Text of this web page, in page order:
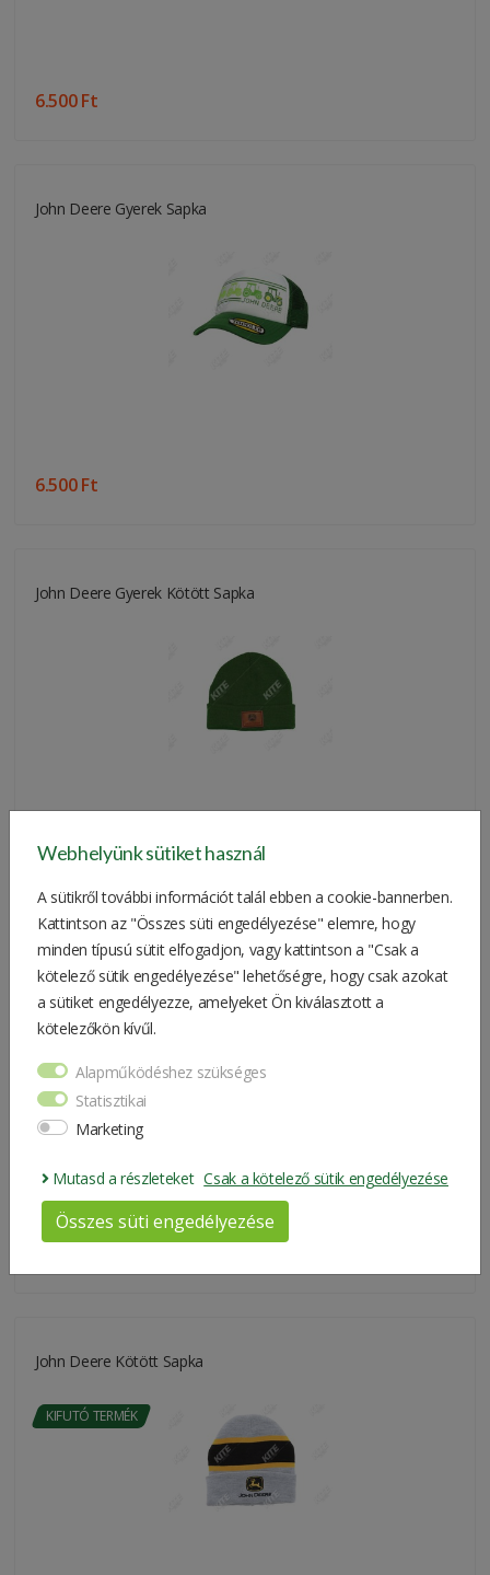
6.500 Ft
John Deere Gyerek Sapka
6.500 Ft
John Deere Gyerek Kötött Sapka
6.500 Ft
John Deere Kötött Sapka
KIFUTÓ TERMÉK
John Deere Kötött Sapka
KIFUTÓ TERMÉK
Webhelyünk sütiket használ
A sütikről további információt talál ebben a cookie-bannerben.
Kattintson az "Összes süti engedélyezése" elemre, hogy
minden típusú sütit elfogadjon, vagy kattintson a "Csak a
kötelező sütik engedélyezése" lehetőségre, hogy csak azokat
a sütiket engedélyezze, amelyeket Ön kiválasztott a
kötelezőkön kívűl.
Alapműködéshez szükséges
Statisztikai
Marketing
Mutasd a részleteket Csak a kötelező sütik engedélyezése
Összes süti engedélyezése